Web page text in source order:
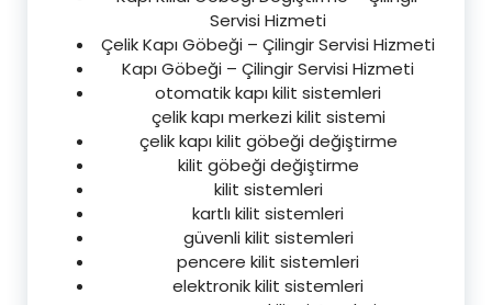
Servisi Hizmeti
Çelik Kapı Göbeği – Çilingir Servisi Hizmeti
Kapı Göbeği – Çilingir Servisi Hizmeti
otomatik kapı kilit sistemleri
çelik kapı merkezi kilit sistemi
çelik kapı kilit göbeği değiştirme
kilit göbeği değiştirme
kilit sistemleri
kartlı kilit sistemleri
güvenli kilit sistemleri
pencere kilit sistemleri
elektronik kilit sistemleri